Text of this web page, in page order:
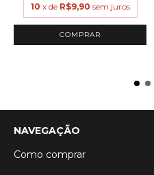
10 x de R$9,90 sem juros
NAVEGAÇÃO
Como comprar